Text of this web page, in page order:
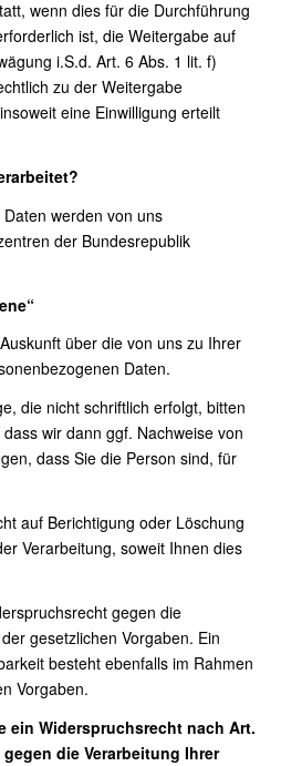
wenn dies für die Durchführung
ist, die Weitergabe auf
i.S.d. Art. 6 Abs. 1 lit. f)
zu der Weitergabe
eine Einwilligung erteilt
werden von uns
der Bundesrepublik
über die von uns zu Ihrer
Daten.
die nicht schriftlich erfolgt, bitten
wir dann ggf. Nachweise von
dass Sie die Person sind, für
auf Berichtigung oder Löschung
Verarbeitung, soweit Ihnen dies
gegen die
gesetzlichen Vorgaben. Ein
besteht ebenfalls im Rahmen
Vorgaben.
ein Widerspruchsrecht nach Art.
die Verarbeitung Ihrer